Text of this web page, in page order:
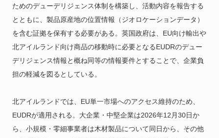
ためのデューデリジェンス体制を構築し、活動内容を報告する
とともに、製品原産地の位置情報（ジオロケーションデータ）
を含む証拠を保有する必要がある。英国政府は、EU向け輸出や
北アイルランド向け商品の移動時に必要となるEUDRのデュー
デリジェンス情報と概ね同等の情報要件とすることで、企業負
担の軽減を図るとしている。
北アイルランドでは、EU単一市場へのアクセス維持のため、
EUDRが適用される。大企業・中堅企業は2026年12月30日か
ら、小規模・零細事業者は木材製品について同日から、その他